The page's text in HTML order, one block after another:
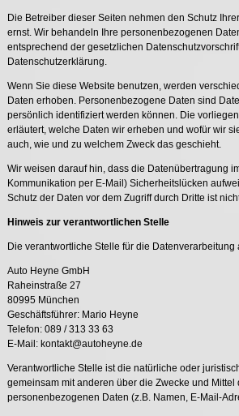
Die Betreiber dieser Seiten nehmen den Schutz
ernst. Wir behandeln Ihre personenbezogenen
entsprechend der gesetzlichen
Datenschutzerklärung.
Wenn Sie diese Website benutzen, werden
Daten erhoben. Personenbezogene Daten sind
persönlich identifiziert werden können. Die
erläutert, welche Daten wir erheben und wofür wir
auch, wie und zu welchem Zweck das geschieht.
Wir weisen darauf hin, dass die Datenübertragung
Kommunikation per E-Mail) Sicherheitslücken
Schutz der Daten vor dem Zugriff durch Dritte ist
Hinweis zur verantwortlichen Stelle
Die verantwortliche Stelle für die Datenverarbeitung
Auto Heyne GmbH
Raheinstraße 27
80995 München
Geschäftsführer: Mario Heyne
Telefon: 089 / 313 33 63
E-Mail: kontakt@autoheyne.de
Verantwortliche Stelle ist die natürliche oder
gemeinsam mit anderen über die Zwecke und Mittel
personenbezogenen Daten (z.B. Namen, E-Mail-